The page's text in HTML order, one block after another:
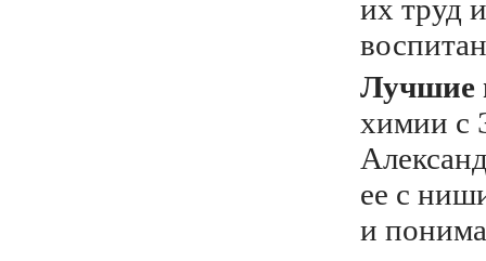
их труд
Лучшие
химии с
ее с
и